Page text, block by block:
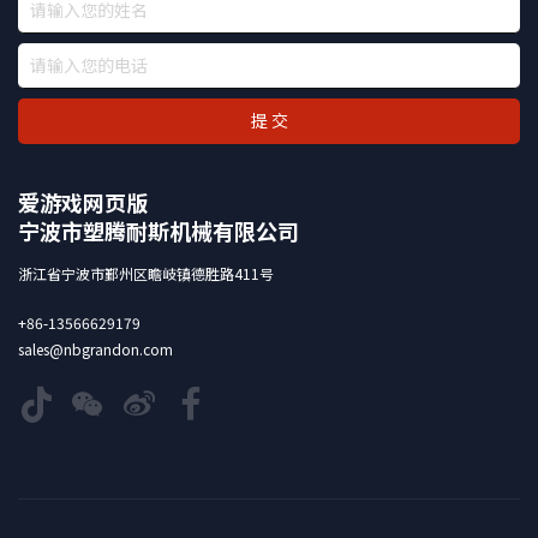
提 交
爱游戏网页版
宁波市塑腾耐斯机械有限公司
浙江省宁波市鄞州区瞻岐镇德胜路411号
+86-13566629179
sales@nbgrandon.com